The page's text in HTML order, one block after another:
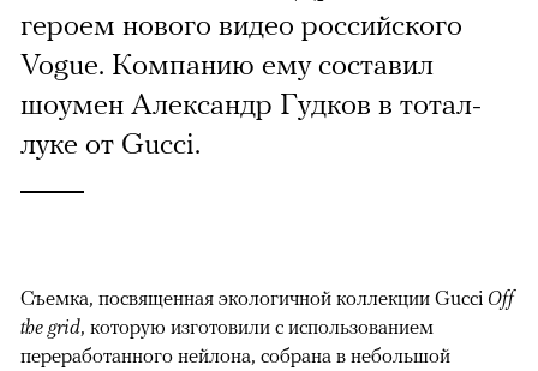
героем нового видео российского
Vogue. Компанию ему составил
шоумен Александр Гудков в тотал-
луке от Gucci.
Съемка, посвященная экологичной коллекции Gucci Off
the grid, которую изготовили с использованием
переработанного нейлона, собрана в небольшой